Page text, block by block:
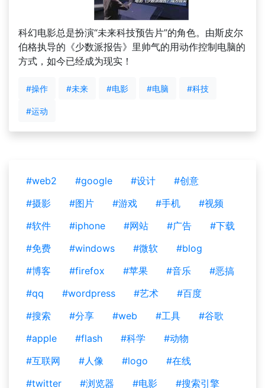
科幻电影总是扮演“未来科技预告片”的角色。由斯皮尔
伯格执导的《少数派报告》里帅气的用动作控制电脑的
方式，如今已经成为现实！
#操作 #未来 #电影 #电脑 #科技
#运动
#web2 #google #设计
#创意
#摄影
#图片 #游戏 #手机
#视频
#软件
#iphone #网站 #广告
#下载
#免费
#windows #微软
#blog
#博客
#firefox #苹果 #音乐
#恶搞
#qq
#wordpress #艺术
#百度
#搜索
#分享 #web #工具
#谷歌
#apple
#flash #科学
#动物
#互联网
#人像 #logo
#在线
#twitter
#浏览器 #电影
#搜索引擎